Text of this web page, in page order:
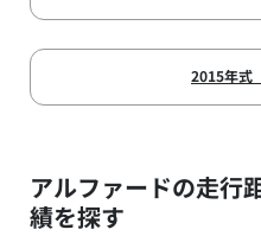
2015年式
アルファードの走行
績を探す